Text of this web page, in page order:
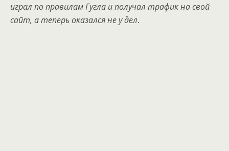
играл по правилам Гугла и получал трафик на свой
сайт, а теперь оказался не у дел.